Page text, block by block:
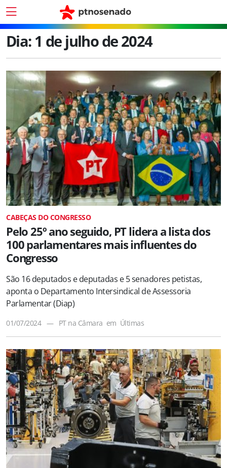
Dia: 1 de julho de 2024
CABEÇAS DO CONGRESSO
Pelo 25º ano seguido, PT lidera a lista dos
100 parlamentares mais influentes do
Congresso
São 16 deputados e deputadas e 5 senadores petistas,
aponta o Departamento Intersindical de Assessoria
Parlamentar (Diap)
01/07/2024 — PT na Câmara em Últimas